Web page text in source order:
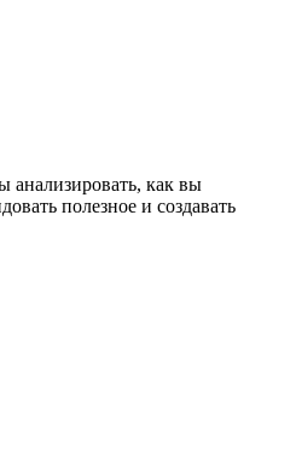
анализировать, как вы
полезное и создавать